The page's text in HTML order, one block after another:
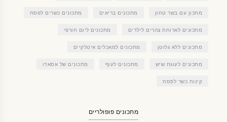
מתכון עם בשר טחון מתכונים בריאים מתכונים כשרים לפסח
מתכונים לארוחת צהרים לילדים מתכונים ליום חורפי
מתכונים ללא גלוטן מתכונים למאכלים איטלקיים
מתכונים לעוגת שיש מתכונים לעוף מתכונים של אסאדו
קינוח כשר לפסח
מתכונים פופולריים